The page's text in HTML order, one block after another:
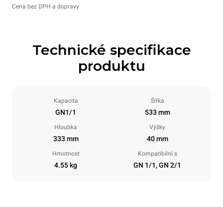
Cena bez DPH a dopravy
Technické specifikace
produktu
Kapacita
GN1/1
Šířka
533 mm
Hloubka
333 mm
Výšky
40 mm
Hmotnost
4.55 kg
Kompatibilní s
GN 1/1, GN 2/1